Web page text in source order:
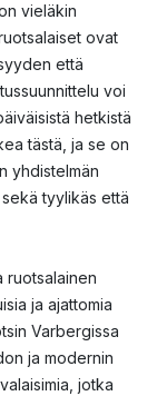
vieläkin
ovat
että
voi
hetkistä
tästä, ja se on
yhdistelmän
tyylikäs että
ruotsalainen
ja ajattomia
Varbergissa
ja modernin
jotka